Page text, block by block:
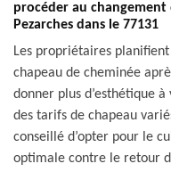
procéder au
Pezarches dans le 77131
Les propriétaires
chapeau de cheminée
donner plus d’esthétique
des tarifs de chapeau
conseillé d’opter pour le
optimale contre le retour